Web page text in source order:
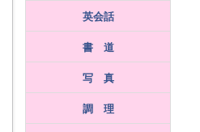
英会話
書 道
写 真
調 理